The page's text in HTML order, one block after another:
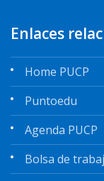
Enlaces
Home PUCP
Puntoedu
Agenda PUCP
Bolsa de